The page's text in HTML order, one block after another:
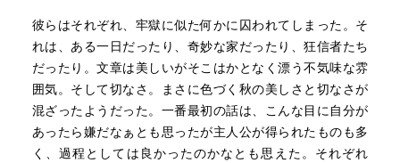
彼らはそれぞれ、牢獄に似た何かに囚われてしまった。そ
れは、ある一日だったり、奇妙な家だったり、狂信者たち
だったり。文章は美しいがそこはかとなく漂う不気味な雰
囲気。そして切なさ。まさに色づく秋の美しさと切なさが
混ざったようだった。一番最初の話は、こんな目に自分が
あったら嫌だなぁとも思ったが主人公が得られたものも多
く、過程としては良かったのかなとも思えた。それぞれ